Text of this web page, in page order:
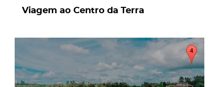
Viagem ao Centro da Terra